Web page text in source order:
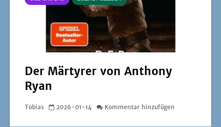
Der Märtyrer von Anthony
Ryan
Tobias 2026-01-14 Kommentar hinzufügen